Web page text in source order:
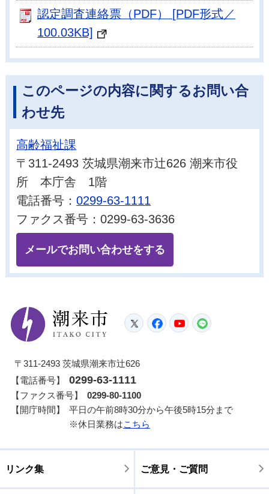
認定調査連絡票（PDF） [PDF形式／
100.03KB]
このページの内容に関するお問い合
わせ先
高齢福祉課
〒311-2493 茨城県潮来市辻626 潮来市役
所 本庁舎 1階
電話番号：0299-63-1111
ファクス番号：0299-63-3636
メールでお問い合わせをする
潮来市
TwitterFacebook
YouTube
〒311-2493 茨城県潮来市辻626
【電話番号】
0299-63-1111
【ファクス番号】
0299-80-1100
【開庁時間】
平日の午前8時30分から午後5時15分まで
※休日業務はこちら
リンク集 ご意見・ご質問